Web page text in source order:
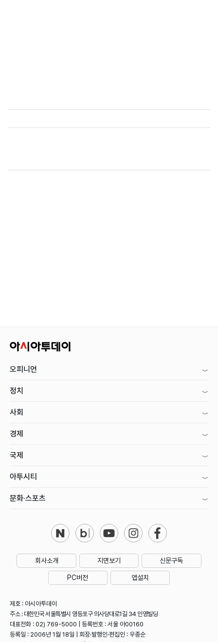
오피니언
정치
사회
경제
국제
아투시티
문화·스포츠
회사소개 지면보기 신문구독
PC버전 앱설치
제호 : 아시아투데이
주소 : 대한민국 서울특별시 영등포구 의사당대로1길 34 인영빌딩
대표전화 : 02) 769-5000 | 등록번호 : 서울 아00160
등록일 : 2006년 1월 18일 | 회장·발행인·편집인 : 우종순